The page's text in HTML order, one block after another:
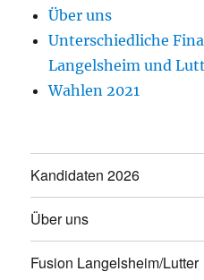
Über uns
Unterschiedliche
Langelsheim und
Wahlen 2021
Kandidaten 2026
Über uns
Fusion Langelsheim/Lutter